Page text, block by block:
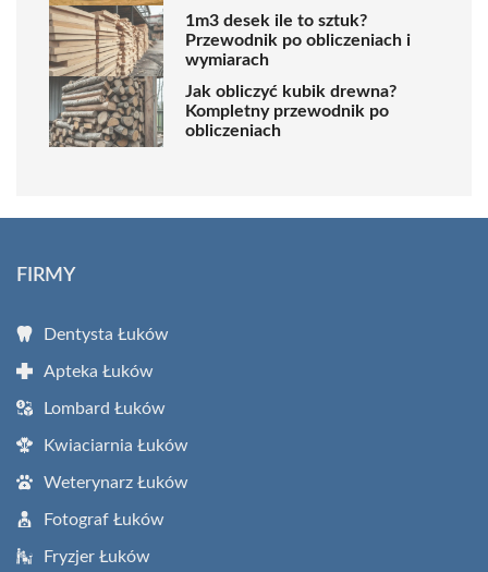
1m3 desek ile to sztuk?
Przewodnik po obliczeniach i
wymiarach
Jak obliczyć kubik drewna?
Kompletny przewodnik po
obliczeniach
FIRMY
Dentysta Łuków
Apteka Łuków
Lombard Łuków
Kwiaciarnia Łuków
Weterynarz Łuków
Fotograf Łuków
Fryzjer Łuków